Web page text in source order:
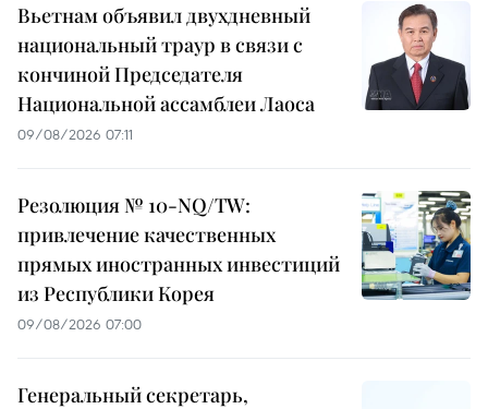
Вьетнам объявил двухдневный
национальный траур в связи с
кончиной Председателя
Национальной ассамблеи Лаоса
09/08/2026 07:11
Резолюция № 10-NQ/TW:
привлечение качественных
прямых иностранных инвестиций
из Республики Корея
09/08/2026 07:00
Генеральный секретарь,